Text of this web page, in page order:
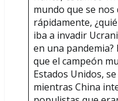
mundo que se
rápidamente,
iba a invadir
en una
que el campeón
Estados Unidos,
mientras China